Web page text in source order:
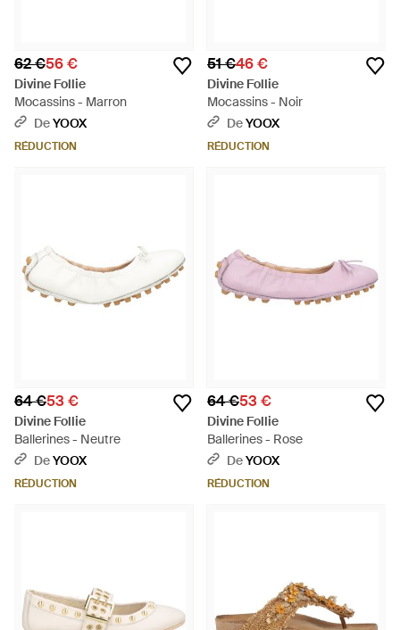
62 €56 €
Divine Follie
Mocassins - Marron
DeYOOX
RÉDUCTION
51 €46 €
Divine Follie
Mocassins - Noir
DeYOOX
RÉDUCTION
64 €53 €
Divine Follie
Ballerines - Neutre
DeYOOX
RÉDUCTION
64 €53 €
Divine Follie
Ballerines - Rose
DeYOOX
RÉDUCTION